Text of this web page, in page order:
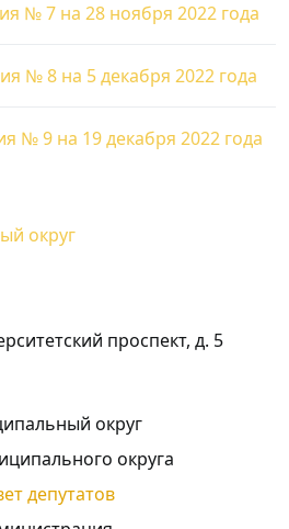
№ 7 на 28 ноября 2022 года
№ 8 на 5 декабря 2022 года
№ 9 на 19 декабря 2022 года
округ
проспект, д. 5
округ
округа
депутатов